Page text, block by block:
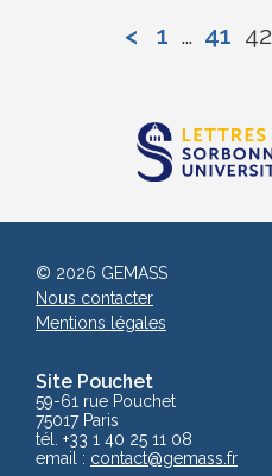
< 1 … 41 42
Site Pouchet
59-61 rue Pouchet
75017 Paris
tél. +33 1 40 25 11 08
email : contact@gemass.fr
© 2026 GEMASS
Nous contacter
Mentions légales